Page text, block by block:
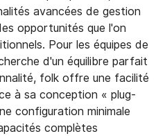
avancées de gestion
opportunités que l'on
Pour les équipes de
d'un équilibre parfait
folk offre une facilité
à sa conception « plug-
configuration minimale
complètes